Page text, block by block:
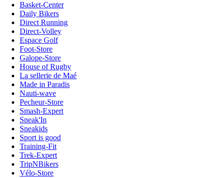
Basket-Center
Daily Bikers
Direct Running
Direct-Volley
Espace Golf
Foot-Store
Galope-Store
House of Rugby
La sellerie de Maé
Made in Paradis
Nauti-wave
Pecheur-Store
Smash-Expert
Sneak'In
Sneakids
Sport is good
Training-Fit
Trek-Expert
TripNBikers
Vélo-Store